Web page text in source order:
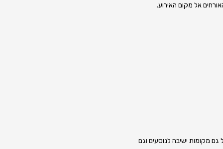
אל מקום האירוע.
מקומות ישיבה לנוסעים וגם